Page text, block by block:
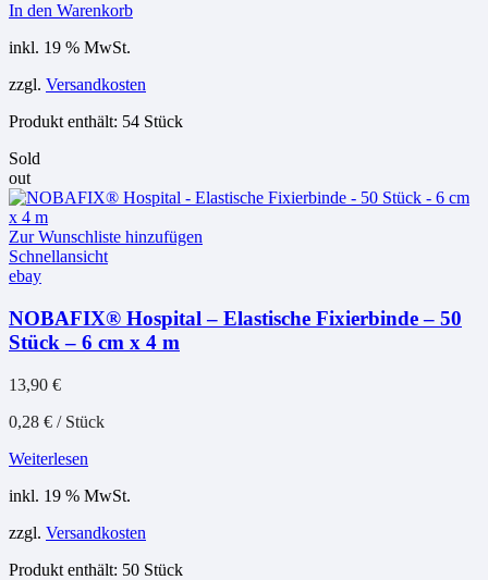
In den Warenkorb
inkl. 19 % MwSt.
zzgl. Versandkosten
Produkt enthält: 54 Stück
Sold
out
Zur Wunschliste hinzufügen
Schnellansicht
ebay
NOBAFIX® Hospital – Elastische Fixierbinde – 50
Stück – 6 cm x 4 m
13,90 €
0,28 € / Stück
Weiterlesen
inkl. 19 % MwSt.
zzgl. Versandkosten
Produkt enthält: 50 Stück